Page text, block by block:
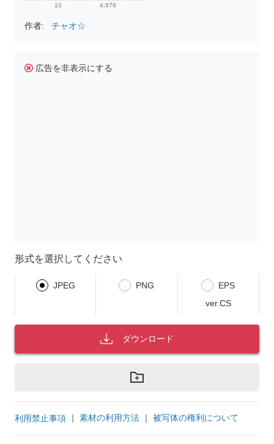
10 4,979
作者: チャオ☆
広告を非表示にする
形式を選択してください
JPEG PNG
EPS
ver.CS
ダウンロード
利用禁止事項 ｜ 素材の利用方法 ｜ 被写体の権利について